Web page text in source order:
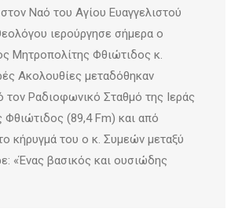
Ναό του Αγίου Ευαγγελιστού
ιερούργησε σήμερα ο
Μητροπολίτης Φθιώτιδος κ.
Ακολουθίες μεταδόθηκαν
τον Ραδιοφωνικό Σταθμό της Ιεράς
(89,4 Fm) και από
κήρυγμά του ο κ. Συμεών μεταξύ
«Ένας βασικός και ουσιώδης